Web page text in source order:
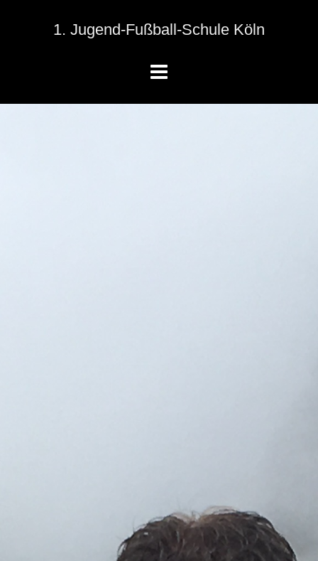
1. Jugend-Fußball-Schule Köln